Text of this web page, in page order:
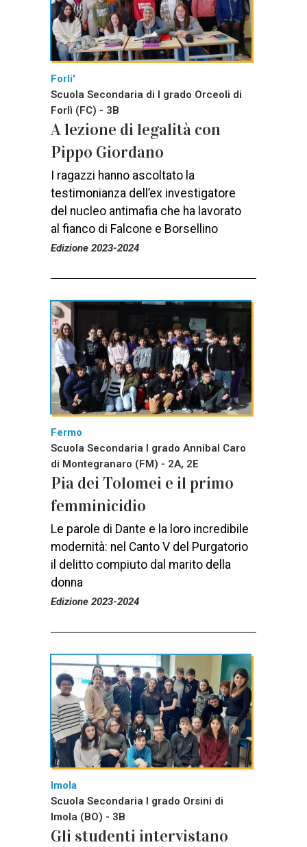
Forli'
Scuola Secondaria di I grado Orceoli di
Forlì (FC) - 3B
A lezione di legalità con
Pippo Giordano
I ragazzi hanno ascoltato la
testimonianza dell’ex investigatore
del nucleo antimafia che ha lavorato
al fianco di Falcone e Borsellino
Edizione 2023-2024
Fermo
Scuola Secondaria I grado Annibal Caro
di Montegranaro (FM) - 2A, 2E
Pia dei Tolomei e il primo
femminicidio
Le parole di Dante e la loro incredibile
modernità: nel Canto V del Purgatorio
il delitto compiuto dal marito della
donna
Edizione 2023-2024
Imola
Scuola Secondaria I grado Orsini di
Imola (BO) - 3B
Gli studenti intervistano